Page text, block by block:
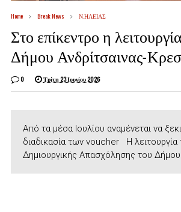
Home Break News Ν.ΗΛΕΙΑΣ
Στο επίκεντρο η
Δήμου Ανδρίτσαινας-
0 Τρίτη 23 Ιουνίου 2026
Από τα μέσα Ιουλίου αναμένεται να
διαδικασία των voucher Η λειτουργία
Δημιουργικής Απασχόλησης του Δήμου